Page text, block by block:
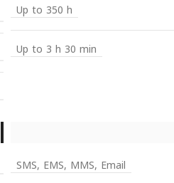
Up to 350 h
Up to 3 h 30 min
SMS, EMS, MMS, Email